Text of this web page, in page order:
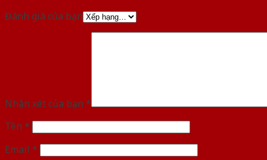
Đánh giá của bạn
Nhận xét của bạn *
Tên *
Email *